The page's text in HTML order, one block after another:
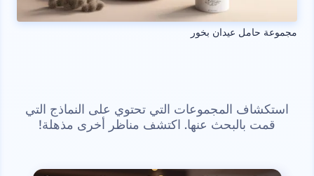
مجموعة حامل عيدان بخور
استكشاف المجموعات التي تحتوي على النماذج التي
قمت بالبحث عنها. اكتشف مناظر أخرى مذهلة!